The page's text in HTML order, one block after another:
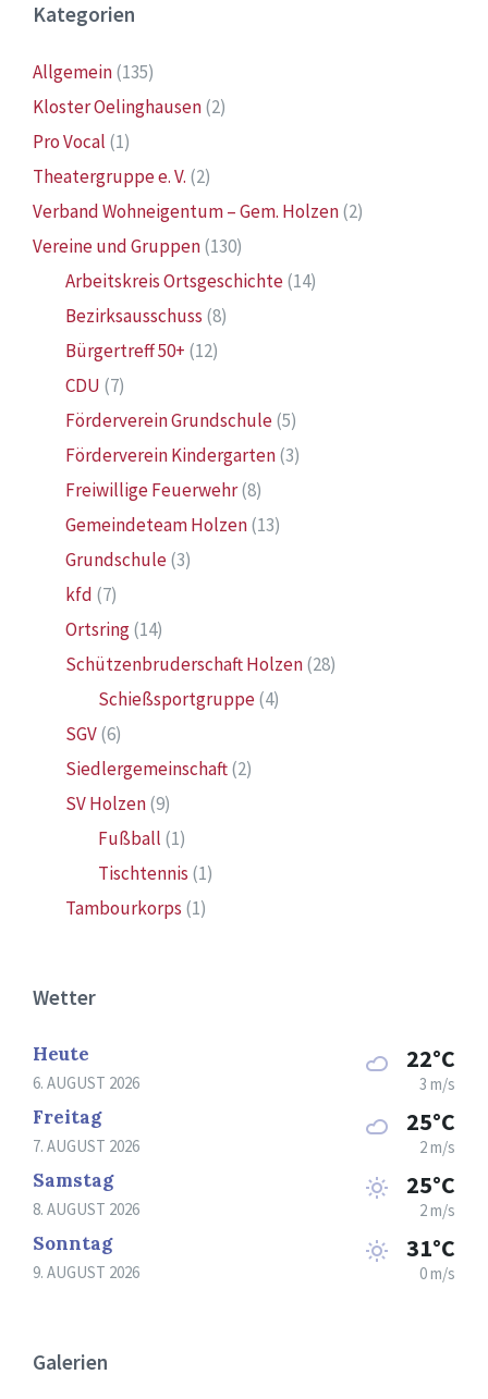
Kategorien
Allgemein(135)
Kloster Oelinghausen(2)
Pro Vocal (1)
Theatergruppe e. V. (2)
Verband Wohneigentum – Gem. Holzen(2)
Vereine und Gruppen(130)
Arbeitskreis Ortsgeschichte(14)
Bezirksausschuss (8)
Bürgertreff 50+ (12)
CDU (7)
Förderverein Grundschule(5)
Förderverein Kindergarten(3)
Freiwillige Feuerwehr(8)
Gemeindeteam Holzen(13)
Grundschule(3)
kfd (7)
Ortsring(14)
Schützenbruderschaft Holzen(28)
Schießsportgruppe(4)
SGV(6)
Siedlergemeinschaft(2)
SV Holzen(9)
Fußball (1)
Tischtennis (1)
Tambourkorps (1)
Wetter
Heute
6. AUGUST 2026
22°C
3 m/s
Freitag
7. AUGUST 2026
25°C
2 m/s
Samstag
8. AUGUST 2026
25°C
2 m/s
Sonntag
9. AUGUST 2026
31°C
0 m/s
Galerien